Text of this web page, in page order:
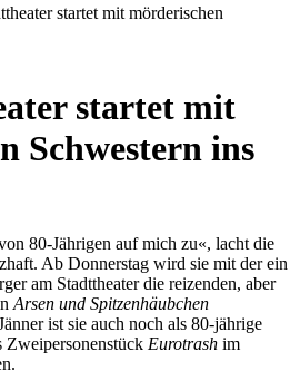
startet mit mörderischen
startet mit
Schwestern ins
80-Jährigen auf mich zu«, lacht die
Ab Donnerstag wird sie mit der ein
am Stadttheater die reizenden, aber
Arsen und Spitzenhäubchen
ist sie auch noch als 80-jährige
Eurotrash im